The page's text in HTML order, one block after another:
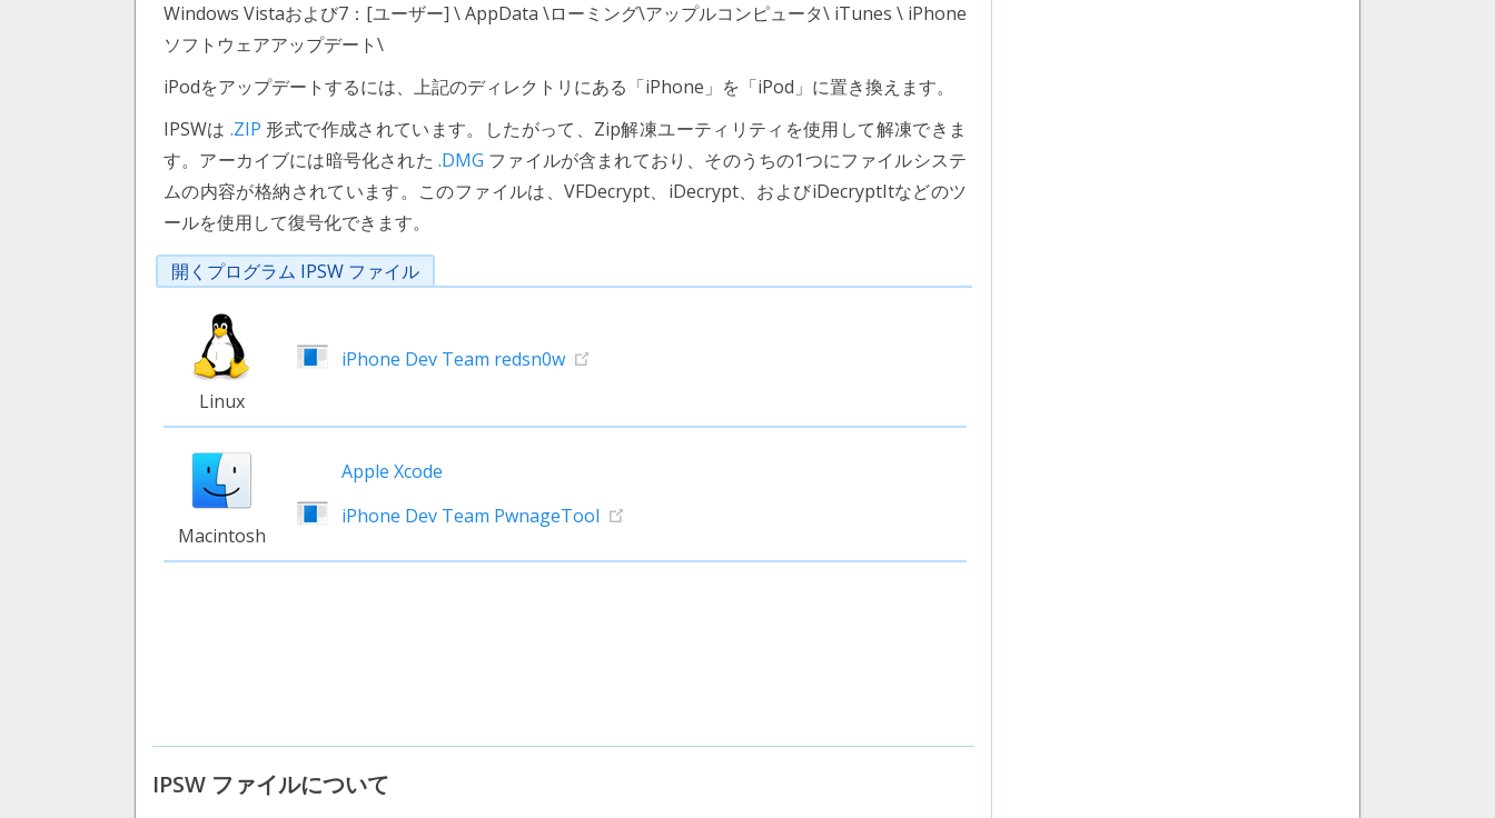
Windows Vistaおよび7：[ユーザー] \ AppData \ローミング\アップルコンピュータ\ iTunes \ iPhone
ソフトウェアアップデート\
iPodをアップデートするには、上記のディレクトリにある「iPhone」を「iPod」に置き換えます。
IPSWは.ZIP 形式で作成されています。したがって、Zip解凍ユーティリティを使用して解凍できま
す。アーカイブには暗号化された .DMG ファイルが含まれており、そのうちの1つにファイルシステ
ムの内容が格納されています。このファイルは、VFDecrypt、iDecrypt、およびiDecryptItなどのツ
ールを使用して復号化できます。
開くプログラム IPSW ファイル
Linux
iPhone Dev Team redsn0w
Macintosh
Apple Xcode
iPhone Dev Team PwnageTool
IPSW ファイルについて